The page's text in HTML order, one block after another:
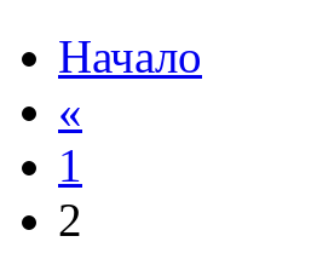
Начало
«
1
2